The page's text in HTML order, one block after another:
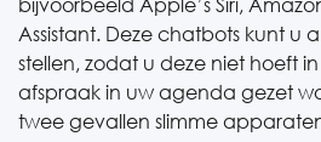
bijvoorbeeld Apple’s Siri,
Assistant. Deze chatbots kunt u
stellen, zodat u deze niet hoeft
afspraak in uw agenda gezet
twee gevallen slimme